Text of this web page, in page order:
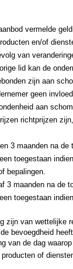
vermelde
en/of
van
lid kan de
zijn aan
geen
aan
richtprijzen
3 maanden na
toegestaan
bepalingen.
3 maanden na de
toegestaan
zijn van wettelijke
bevoegdheid
van de dag
of